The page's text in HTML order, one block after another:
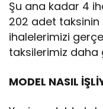
Şu ana kadar 4
202 adet taksinin
ihalelerimizi
taksilerimiz daha
MODEL NASIL